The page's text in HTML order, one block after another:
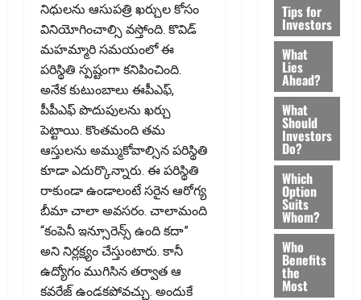
నిధులను ఆసుపత్రి ఖర్చుల కోసం
వినియోగించాల్సి వస్తోంది. కొవిడ్‌
మహమ్మారి సమయంలో ఈ
పరిస్థితి స్పష్టంగా కనిపించింది.
అనేక కుటుంబాలు ఈపీఎఫ్‌,
పీపీఎఫ్‌ పొదుపులను ఖర్చు
పెట్టాయి. కొంతమంది తమ
ఆస్తులను అమ్ముకోవాల్సిన పరిస్థితి
కూడా ఎదుర్కొన్నారు. ఈ పరిస్థితి
రాకుండా ఉండాలంటే సరైన ఆరోగ్య
బీమా చాలా అవసరం. చాలామంది
“కంపెనీ ఇన్సూరెన్స్‌ ఉంది కదా”
అని నిర్లక్ష్యం చేస్తుంటారు. కానీ
ఉద్యోగం ముగిసిన తర్వాత ఆ
కవరేజ్‌ ఉండకపోవచ్చు. అందుకే
Tips for
Investors
What
Lies
Ahead?
What
Should
Investors
Do?
Which
Option
Suits
Whom?
Who
Benefits
the
Most